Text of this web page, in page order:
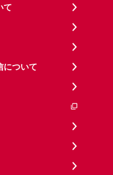
て
について